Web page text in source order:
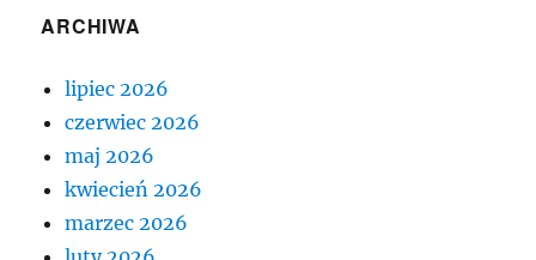
ARCHIWA
lipiec 2026
czerwiec 2026
maj 2026
kwiecień 2026
marzec 2026